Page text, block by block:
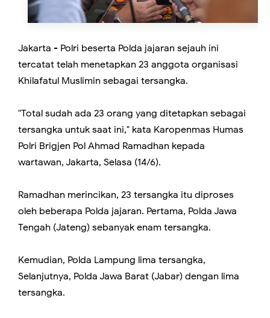
Jakarta - Polri beserta Polda jajaran sejauh ini
tercatat telah menetapkan 23 anggota organisasi
Khilafatul Muslimin sebagai tersangka.
"Total sudah ada 23 orang yang ditetapkan sebagai
tersangka untuk saat ini," kata Karopenmas Humas
Polri Brigjen Pol Ahmad Ramadhan kepada
wartawan, Jakarta, Selasa (14/6).
Ramadhan merincikan, 23 tersangka itu diproses
oleh beberapa Polda jajaran. Pertama, Polda Jawa
Tengah (Jateng) sebanyak enam tersangka.
Kemudian, Polda Lampung lima tersangka,
Selanjutnya, Polda Jawa Barat (Jabar) dengan lima
tersangka.